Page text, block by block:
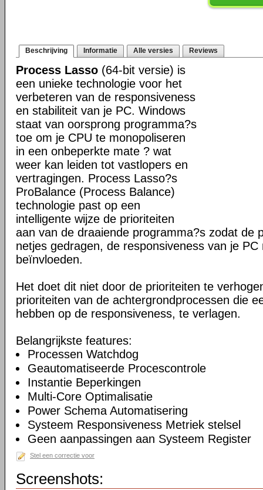
Beschrijving Informatie Alle versies Reviews
Process Lasso (64-bit versie) is
een unieke technologie voor het
verbeteren van de responsiveness
en stabiliteit van je PC. Windows
staat van oorsprong programma?s
toe om je CPU te monopoliseren
in een onbeperkte mate ? wat
weer kan leiden tot vastlopers en
vertragingen. Process Lasso?s
ProBalance (Process Balance)
technologie past op een
intelligente wijze de prioriteiten
aan van de draaiende programma?s zodat de
netjes gedragen, de responsiveness van je PC
beïnvloeden.
Het doet dit niet door de prioriteiten te
prioriteiten van de achtergrondprocessen die
hebben op de responsiveness, te verlagen.
Belangrijkste features:
Processen Watchdog
Geautomatiseerde Procescontrole
Instantie Beperkingen
Multi-Core Optimalisatie
Power Schema Automatisering
Systeem Responsiveness Metriek stelsel
Geen aanpassingen aan Systeem Register
Stel een correctie voor
Screenshots: